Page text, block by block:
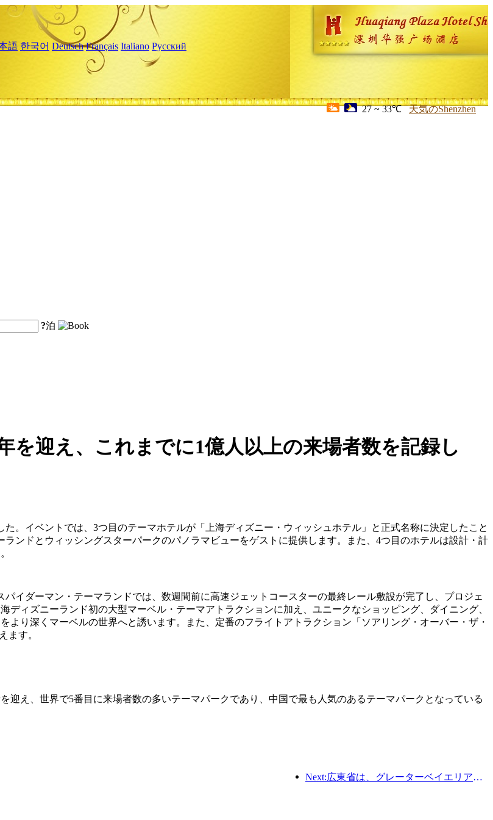
語 한국어 Deutsch Français Italiano Русский
27 ~ 33℃ 天気のShenzhen
?泊
を迎え、これまでに1億人以上の来場者数を記録し
。イベントでは、3つ目のテーマホテルが「上海ディズニー・ウィッシュホテル」と正式名称に決定したこと
ンドとウィッシングスターパークのパノラマビューをゲストに提供します。また、4つ目のホテルは設計・計
イダーマン・テーマランドでは、数週間前に高速ジェットコースターの最終レール敷設が完了し、プロジェ
ィズニーランド初の大型マーベル・テーマアトラクションに加え、ユニークなショッピング、ダイニング、
り深くマーベルの世界へと誘います。また、定番のフライトアトラクション「ソアリング・オーバー・ザ・
ます。
迎え、世界で5番目に来場者数の多いテーマパークであり、中国で最も人気のあるテーマパークとなっている
Next:広東省は、グレーターベイエリアを世界クラスの観光地にするためのサービス産業能力拡大計画を発表した。